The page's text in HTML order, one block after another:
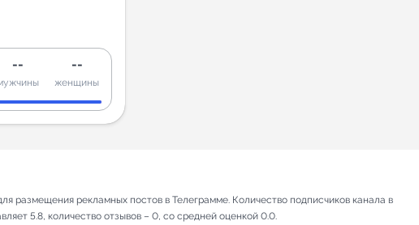
-- --
женщины
размещения рекламных постов в Телеграмме. Количество подписчиков канала в
5.8, количество отзывов – 0, со средней оценкой 0.0.